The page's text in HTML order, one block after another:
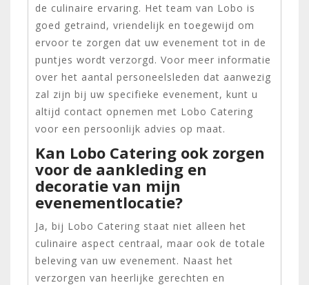
de culinaire ervaring. Het team van Lobo is
goed getraind, vriendelijk en toegewijd om
ervoor te zorgen dat uw evenement tot in de
puntjes wordt verzorgd. Voor meer informatie
over het aantal personeelsleden dat aanwezig
zal zijn bij uw specifieke evenement, kunt u
altijd contact opnemen met Lobo Catering
voor een persoonlijk advies op maat.
Kan Lobo Catering ook zorgen
voor de aankleding en
decoratie van mijn
evenementlocatie?
Ja, bij Lobo Catering staat niet alleen het
culinaire aspect centraal, maar ook de totale
beleving van uw evenement. Naast het
verzorgen van heerlijke gerechten en